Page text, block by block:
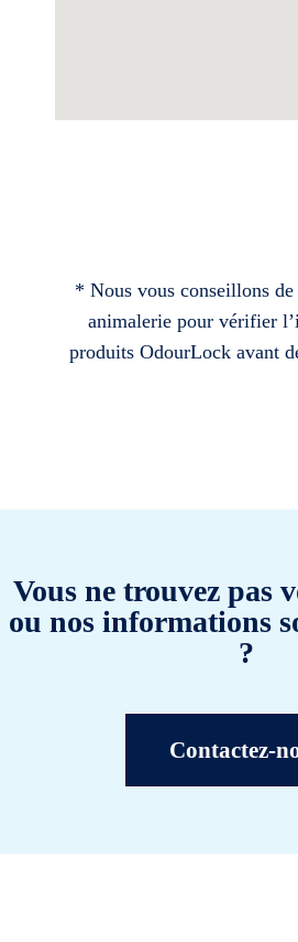
* Nous vous conseillons
animalerie pour vérifier
produits OdourLock avant
Vous ne trouvez pas
ou nos informations
?
Contactez-